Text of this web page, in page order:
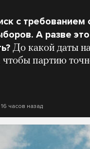
с требованием
А разве
До какой даты
чтобы партию
16 часов назад